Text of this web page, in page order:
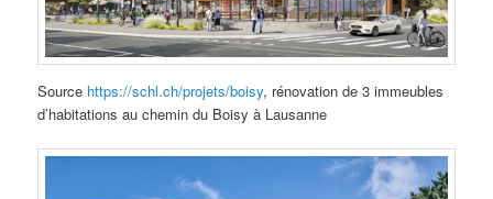
Source https://schl.ch/projets/boisy, rénovation de 3 immeubles
d’habitations au chemin du Boisy à Lausanne